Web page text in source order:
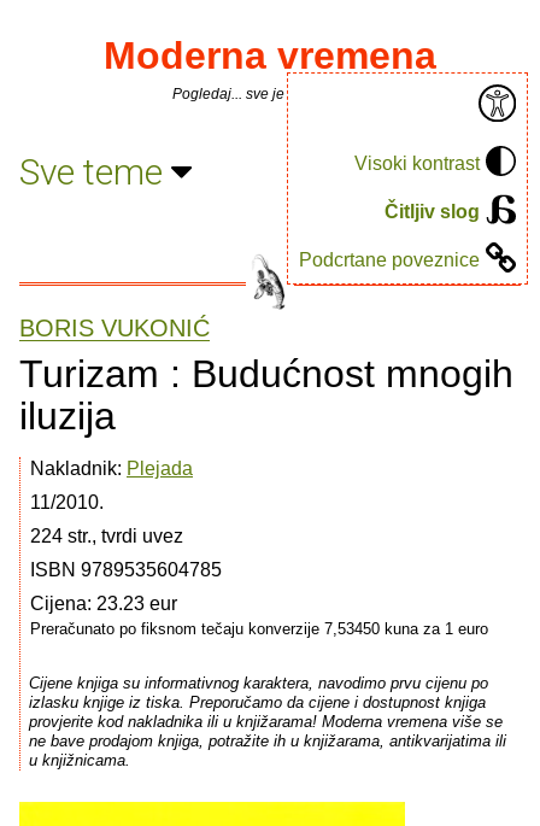
Visoki kontrast
Čitljiv slog
Podcrtane poveznice
Moderna vremena
Pogledaj... sve je puno knjiga.
Sve teme
BORIS VUKONIĆ
Turizam : Budućnost mnogih
iluzija
Nakladnik: Plejada
11/2010.
224 str., tvrdi uvez
ISBN 9789535604785
Cijena: 23.23 eur
Preračunato po fiksnom tečaju konverzije 7,53450 kuna za 1 euro
Cijene knjiga su informativnog karaktera, navodimo prvu cijenu po
izlasku knjige iz tiska. Preporučamo da cijene i dostupnost knjiga
provjerite kod nakladnika ili u knjižarama! Moderna vremena više se
ne bave prodajom knjiga, potražite ih u knjižarama, antikvarijatima ili
u knjižnicama.